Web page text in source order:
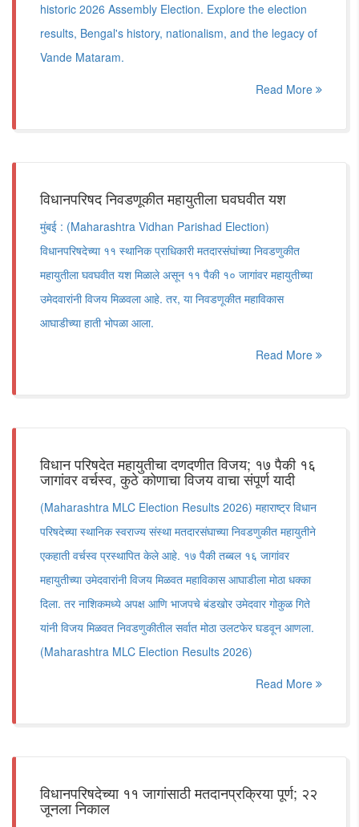
historic 2026 Assembly Election. Explore the election
results, Bengal's history, nationalism, and the legacy of
Vande Mataram.
Read More
विधानपरिषद निवडणूकीत महायुतीला घवघवीत यश
मुंबई : (Maharashtra Vidhan Parishad Election)
विधानपरिषदेच्या ११ स्थानिक प्राधिकारी मतदारसंघांच्या निवडणुकीत
महायुतीला घवघवीत यश मिळाले असून ११ पैकी १० जागांवर महायुतीच्या
उमेदवारांनी विजय मिळवला आहे. तर, या निवडणूकीत महाविकास
आघाडीच्या हाती भोपळा आला.
Read More
विधान परिषदेत महायुतीचा दणदणीत विजय; १७ पैकी १६
जागांवर वर्चस्व, कुठे कोणाचा विजय वाचा संपूर्ण यादी
(Maharashtra MLC Election Results 2026) महाराष्ट्र विधान
परिषदेच्या स्थानिक स्वराज्य संस्था मतदारसंघाच्या निवडणुकीत महायुतीने
एकहाती वर्चस्व प्रस्थापित केले आहे. १७ पैकी तब्बल १६ जागांवर
महायुतीच्या उमेदवारांनी विजय मिळवत महाविकास आघाडीला मोठा धक्का
दिला. तर नाशिकमध्ये अपक्ष आणि भाजपचे बंडखोर उमेदवार गोकुळ गिते
यांनी विजय मिळवत निवडणुकीतील सर्वात मोठा उलटफेर घडवून आणला.
(Maharashtra MLC Election Results 2026)
Read More
विधानपरिषदेच्या ११ जागांसाठी मतदानप्रक्रिया पूर्ण; २२
जूनला निकाल